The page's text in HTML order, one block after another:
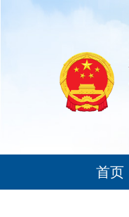
首页